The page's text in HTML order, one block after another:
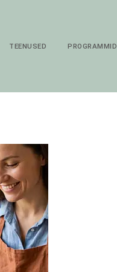
TEENUSED PROGRAMMID